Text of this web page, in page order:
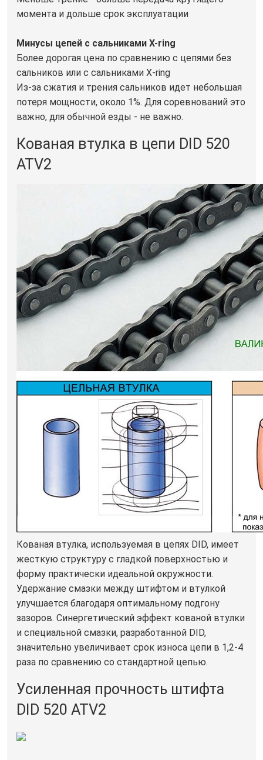
момента и дольше срок эксплуатации
Минусы цепей с сальниками X-ring
Более дорогая цена по сравнению с цепями без
сальников или с сальниками X-ring
Из-за сжатия и трения сальников идет небольшая
потеря мощности, около 1%. Для соревнований это
важно, для обычной езды - не важно.
Кованая втулка в цепи DID 520
ATV2
Кованая втулка, используемая в цепях DID, имеет
жесткую структуру с гладкой поверхностью и
форму практически идеальной окружности.
Удержание смазки между штифтом и втулкой
улучшается благодаря оптимальному подгону
зазоров. Синергетический эффект кованой втулки
и специальной смазки, разработанной DID,
значительно увеличивает срок износа цепи в 1,2-4
раза по сравнению со стандартной цепью.
Усиленная прочность штифта
DID 520 ATV2